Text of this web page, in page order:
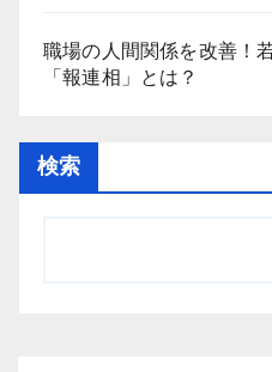
職場の人間関係を改善！
「報連相」とは？
検索